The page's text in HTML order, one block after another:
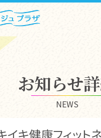
お知らせ
NEWS
イキ健康フィット